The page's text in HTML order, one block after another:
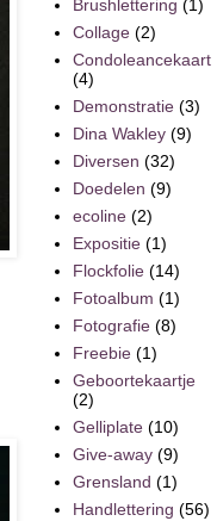
Brushlettering (1)
Collage (2)
Condoleancekaart
(4)
Demonstratie (3)
Dina Wakley (9)
Diversen (32)
Doedelen (9)
ecoline (2)
Expositie (1)
Flockfolie (14)
Fotoalbum (1)
Fotografie (8)
Freebie (1)
Geboortekaartje
(2)
Gelliplate (10)
Give-away (9)
Grensland (1)
Handlettering (56)